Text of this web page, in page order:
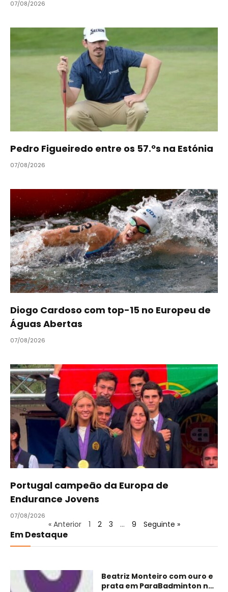
07/08/2026
Pedro Figueiredo entre os 57.ºs na Estónia
07/08/2026
Diogo Cardoso com top-15 no Europeu de
Águas Abertas
07/08/2026
Portugal campeão da Europa de
Endurance Jovens
07/08/2026
« Anterior 1 2 3 … 9 Seguinte »
Em Destaque
Beatriz Monteiro com ouro e
prata em ParaBadminton no